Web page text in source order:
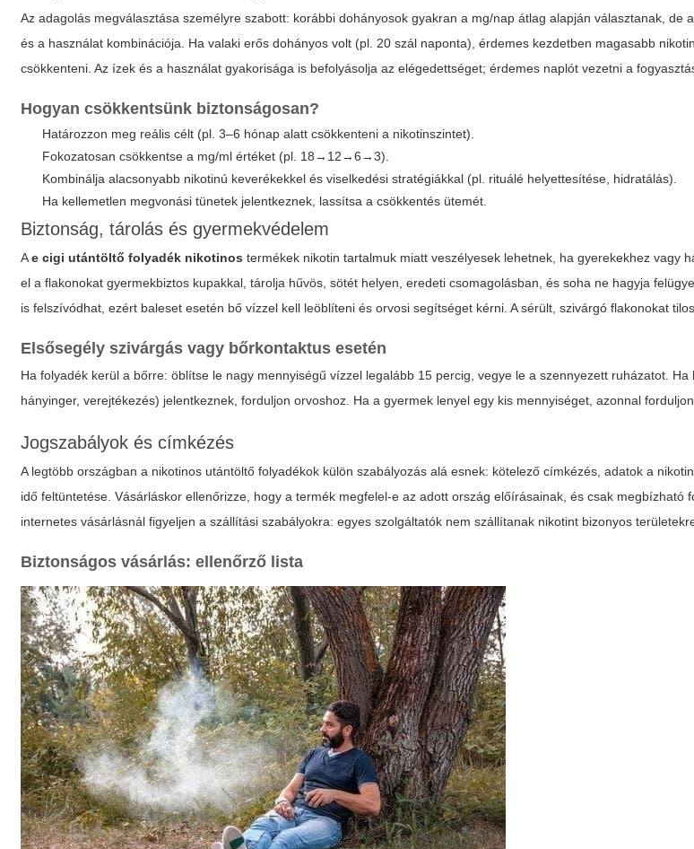
Az adagolás megválasztása személyre szabott: korábbi dohányosok gyakran a mg/nap átlag alapján választanak, de
és a használat kombinációja. Ha valaki erős dohányos volt (pl. 20 szál naponta), érdemes kezdetben magasabb
csökkenteni. Az ízek és a használat gyakorisága is befolyásolja az elégedettséget; érdemes naplót vezetni a
Hogyan csökkentsünk biztonságosan?
Határozzon meg reális célt (pl. 3–6 hónap alatt csökkenteni a nikotinszintet).
Fokozatosan csökkentse a mg/ml értéket (pl. 18→12→6→3).
Kombinálja alacsonyabb nikotinú keverékekkel és viselkedési stratégiákkal (pl. rituálé helyettesítése, hidratálás).
Ha kellemetlen megvonási tünetek jelentkeznek, lassítsa a csökkentés ütemét.
Biztonság, tárolás és gyermekvédelem
Ae cigi utántöltő folyadék nikotinos termékek nikotin tartalmuk miatt veszélyesek lehetnek, ha gyerekekhez vagy
el a flakonokat gyermekbiztos kupakkal, tárolja hűvös, sötét helyen, eredeti csomagolásban, és soha ne hagyja
is felszívódhat, ezért baleset esetén bő vízzel kell leöblíteni és orvosi segítséget kérni. A sérült, szivárgó flakonokat
Elsősegély szivárgás vagy bőrkontaktus esetén
Ha folyadék kerül a bőrre: öblítse le nagy mennyiségű vízzel legalább 15 percig, vegye le a szennyezett ruházatot. Ha
hányinger, verejtékezés) jelentkeznek, forduljon orvoshoz. Ha a gyermek lenyel egy kis mennyiséget, azonnal
Jogszabályok és címkézés
A legtöbb országban a nikotinos utántöltő folyadékok külön szabályozás alá esnek: kötelező címkézés, adatok a
idő feltüntetése. Vásárláskor ellenőrizze, hogy a termék megfelel-e az adott ország előírásainak, és csak megbízható
internetes vásárlásnál figyeljen a szállítási szabályokra: egyes szolgáltatók nem szállítanak nikotint bizonyos
Biztonságos vásárlás: ellenőrző lista